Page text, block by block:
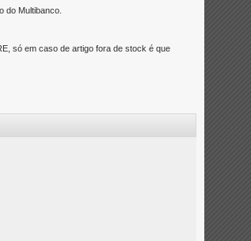
do Multibanco.
só em caso de artigo fora de stock é que